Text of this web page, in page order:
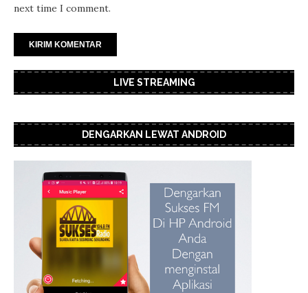
next time I comment.
LIVE STREAMING
DENGARKAN LEWAT ANDROID